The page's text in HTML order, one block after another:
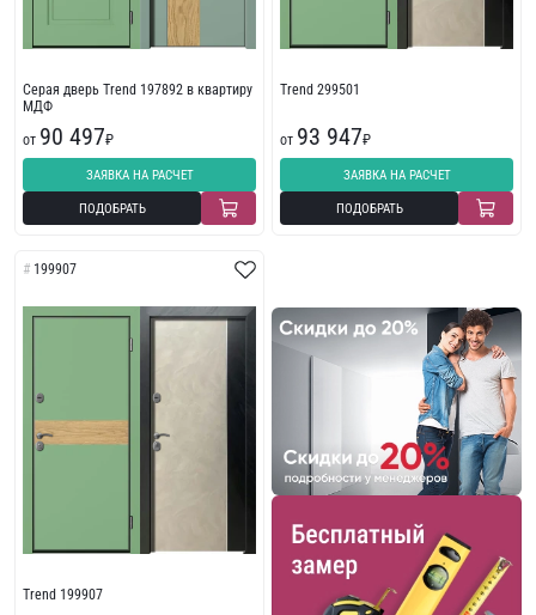
Серая дверь Trend 197892 в квартиру
МДФ
от 90 497₽
ЗАЯВКА НА РАСЧЕТ
ПОДОБРАТЬ
Trend 299501
от 93 947₽
ЗАЯВКА НА РАСЧЕТ
ПОДОБРАТЬ
199907
Trend 199907